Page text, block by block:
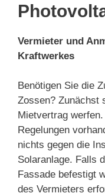
Vermieter und
Kraftwerkes
Benötigen Sie die
Zossen? Zunächst
Mietvertrag
Regelungen
nichts gegen die
Solaranlage. Falls
Fassade befestigt
des Vermieters